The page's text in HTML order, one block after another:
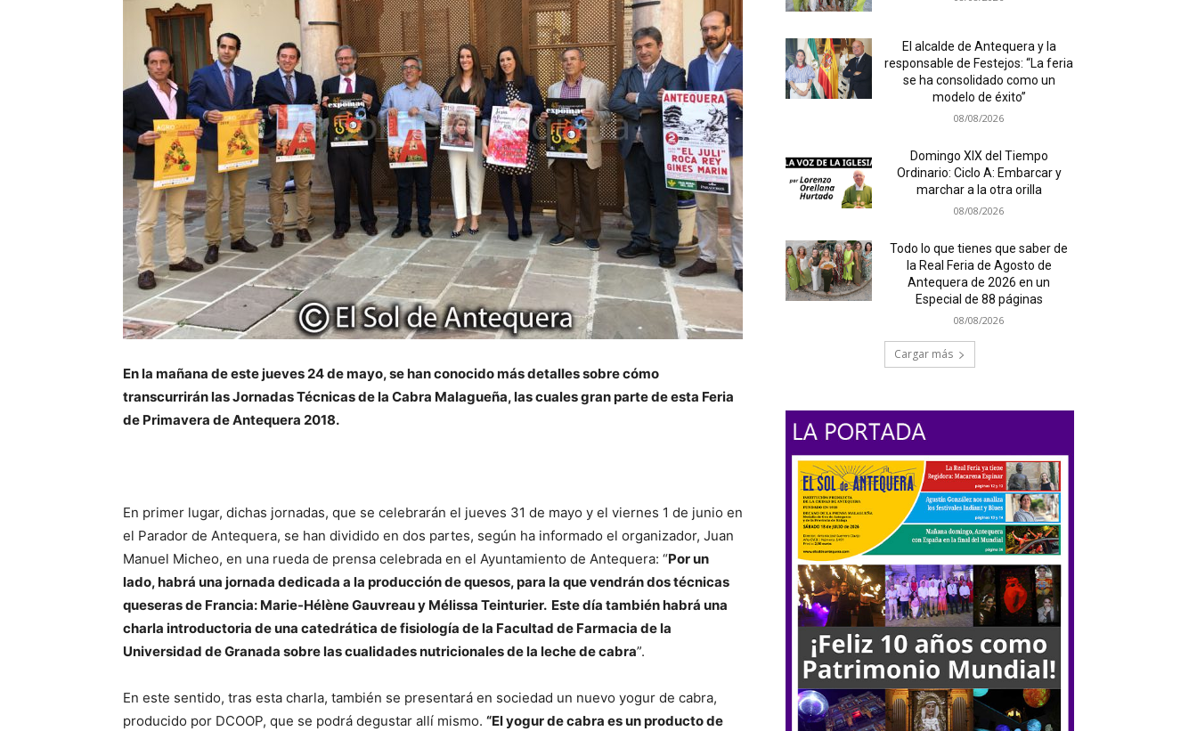
En la mañana de este jueves 24 de mayo, se han conocido más detalles sobre cómo
transcurrirán las Jornadas Técnicas de la Cabra Malagueña, las cuales gran parte de esta Feria
de Primavera de Antequera 2018.
En primer lugar, dichas jornadas, que se celebrarán el jueves 31 de mayo y el viernes 1 de junio en
el Parador de Antequera, se han dividido en dos partes, según ha informado el organizador, Juan
Manuel Micheo, en una rueda de prensa celebrada en el Ayuntamiento de Antequera: “Por un
lado, habrá una jornada dedicada a la producción de quesos, para la que vendrán dos técnicas
queseras de Francia: Marie-Hélène Gauvreau y Mélissa Teinturier. Este día también habrá una
charla introductoria de una catedrática de fisiología de la Facultad de Farmacia de la
Universidad de Granada sobre las cualidades nutricionales de la leche de cabra”.
En este sentido, tras esta charla, también se presentará en sociedad un nuevo yogur de cabra,
producido por DCOOP, que se podrá degustar allí mismo. “El yogur de cabra es un producto de
El alcalde de Antequera y la
responsable de Festejos: “La feria
se ha consolidado como un
modelo de éxito”
08/08/2026
Domingo XIX del Tiempo
Ordinario: Ciclo A: Embarcar y
marchar a la otra orilla
08/08/2026
Todo lo que tienes que saber de
la Real Feria de Agosto de
Antequera de 2026 en un
Especial de 88 páginas
08/08/2026
Cargar más